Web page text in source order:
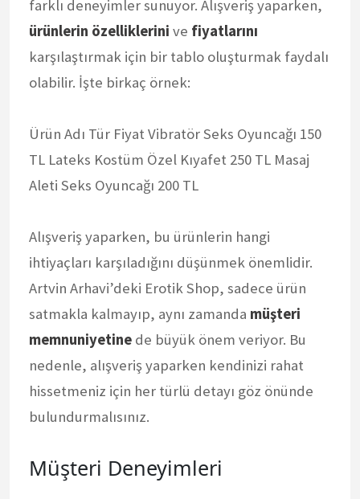
farklı deneyimler sunuyor. Alışveriş yaparken,
ürünlerin özelliklerini ve fiyatlarını
karşılaştırmak için bir tablo oluşturmak faydalı
olabilir. İşte birkaç örnek:
Ürün Adı Tür Fiyat Vibratör Seks Oyuncağı 150
TL Lateks Kostüm Özel Kıyafet 250 TL Masaj
Aleti Seks Oyuncağı 200 TL
Alışveriş yaparken, bu ürünlerin hangi
ihtiyaçları karşıladığını düşünmek önemlidir.
Artvin Arhavi’deki Erotik Shop, sadece ürün
satmakla kalmayıp, aynı zamanda müşteri
memnuniyetine de büyük önem veriyor. Bu
nedenle, alışveriş yaparken kendinizi rahat
hissetmeniz için her türlü detayı göz önünde
bulundurmalısınız.
Müşteri Deneyimleri